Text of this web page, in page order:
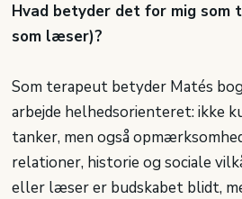
Hvad betyder det for mig som
som læser)?
Som terapeut betyder Matés
arbejde helhedsorienteret: ikke
tanker, men også
relationer, historie og sociale
eller læser er budskabet blidt,